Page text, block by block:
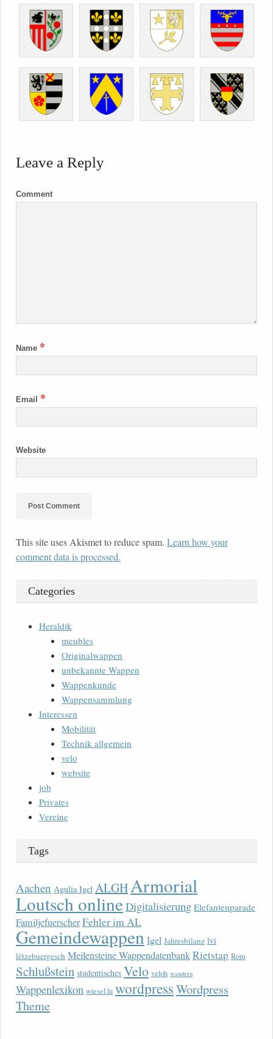
Leave a Reply
Comment
Name *
Email *
Website
This site uses Akismet to reduce spam. Learn how your
comment data is processed.
Categories
Heraldik
meubles
Originalwappen
unbekannte Wappen
Wappenkunde
Wappensammlung
Interessen
Mobilität
Technik allgemein
velo
website
job
Privates
Vereine
Tags
Aachen Agulia Igel ALGHArmorial
Loutsch onlineDigitalisierung Elefantenparade
FamiljefuerscherFehler im AL
Gemeindewappen Igel Jahresbilanz lvi
lëtzebuergesch Meilensteine WappendatenbankRietstap Rom
Schlußstein studentisches Velo veloh wandern
Wappenlexikon wiesel.lu wordpressWordpress
Theme